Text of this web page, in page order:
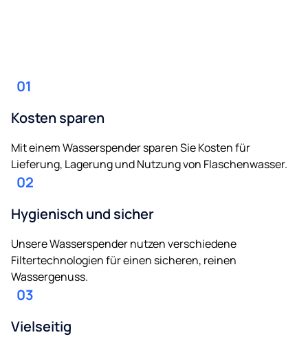
01
Kosten sparen
Mit einem Wasserspender sparen Sie Kosten für
Lieferung, Lagerung und Nutzung von Flaschenwasser.
02
Hygienisch und sicher
Unsere Wasserspender nutzen verschiedene
Filtertechnologien für einen sicheren, reinen
Wassergenuss.
03
Vielseitig